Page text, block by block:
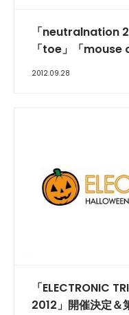
「neutralnation
「toe」「mouse
2012.09.28
「ELECTRONIC
2012」開催決定＆